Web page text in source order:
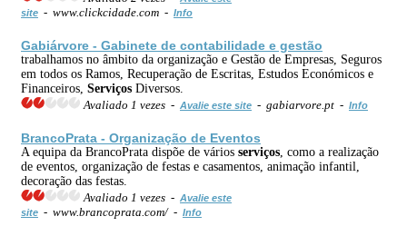
site - www.clickcidade.com - Info
Gabiárvore - Gabinete de contabilidade e gestão
trabalhamos no âmbito da organização e Gestão de Empresas, Seguros
em todos os Ramos, Recuperação de Escritas, Estudos Económicos e
Financeiros, Serviços Diversos.
Avaliado 1 vezes - Avalie este site - gabiarvore.pt - Info
BrancoPrata - Organização de Eventos
A equipa da BrancoPrata dispõe de vários serviços , como a realização
de eventos, organização de festas e casamentos, animação infantil,
decoração das festas.
Avaliado 1 vezes - Avalie este
site - www.brancoprata.com/ - Info